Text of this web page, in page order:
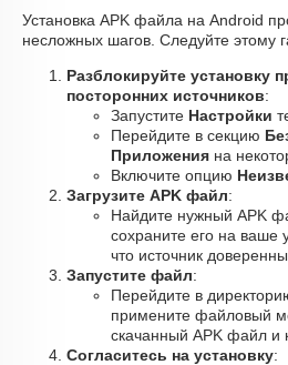
Установка APK файла на Android
несложных шагов. Следуйте этому
Разблокируйте установку
посторонних источников:
Запустите Настройки
Перейдите в секцию
Приложения на
Включите опцию
Загрузите APK файл:
Найдите нужный APK
сохраните его на ваше
что источник
Запустите файл:
Перейдите в
примените файловый
скачанный APK файл и
Согласитесь на установку: